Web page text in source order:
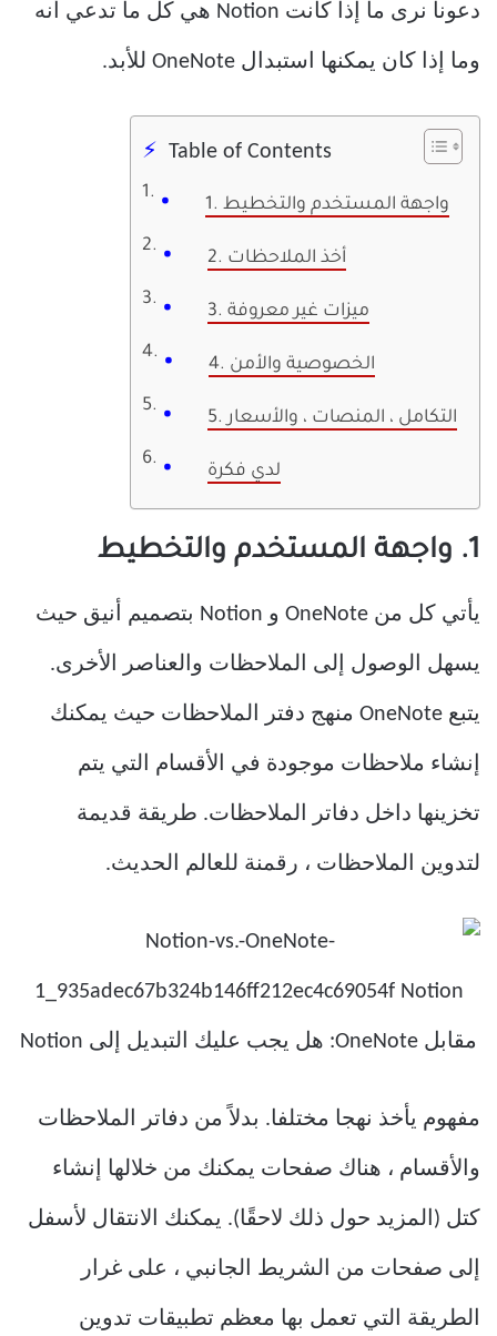
دعونا نرى ما إذا كانت Notion هي كل ما تدعي أنه
وما إذا كان يمكنها استبدال OneNote للأبد.
Table of Contents
1. واجهة المستخدم والتخطيط
2. أخذ الملاحظات
3. ميزات غير معروفة
4. الخصوصية والأمن
5. التكامل ، المنصات ، والأسعار
لدي فكرة
1. واجهة المستخدم والتخطيط
يأتي كل من OneNote و Notion بتصميم أنيق حيث
يسهل الوصول إلى الملاحظات والعناصر الأخرى.
يتبع OneNote منهج دفتر الملاحظات حيث يمكنك
إنشاء ملاحظات موجودة في الأقسام التي يتم
تخزينها داخل دفاتر الملاحظات. طريقة قديمة
لتدوين الملاحظات ، رقمنة للعالم الحديث.
مفهوم يأخذ نهجا مختلفا. بدلاً من دفاتر الملاحظات
والأقسام ، هناك صفحات يمكنك من خلالها إنشاء
كتل (المزيد حول ذلك لاحقًا). يمكنك الانتقال لأسفل
إلى صفحات من الشريط الجانبي ، على غرار
الطريقة التي تعمل بها معظم تطبيقات تدوين